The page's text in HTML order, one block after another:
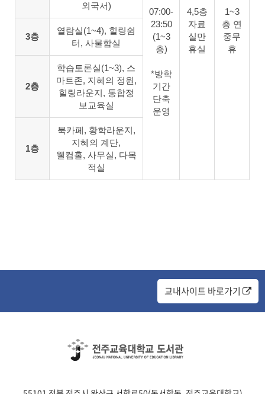
07:00-
23:50
(1~3
층)
*방학
기간
단축
운영
4,5층
자료
실만
휴실
1~3
층 연
중무
휴
외국서)
3층
열람실(1~4), 힐링쉼
터, 사물함실
2층
학습토론실(1~3), 스
마트존, 지혜의 정원,
힐링라운지, 통합정
보교육실
1층
북카페, 황학라운지,
지혜의 계단,
웰컴홀, 사무실, 다목
적실
교내사이트 바로가기